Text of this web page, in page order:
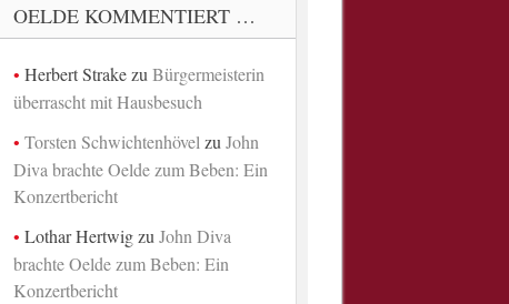
OELDE KOMMENTIERT …
Herbert Strakezu Bürgermeisterin
überrascht mit Hausbesuch
Torsten Schwichtenhövel zu John
Diva brachte Oelde zum Beben: Ein
Konzertbericht
Lothar Hertwigzu John Diva
brachte Oelde zum Beben: Ein
Konzertbericht